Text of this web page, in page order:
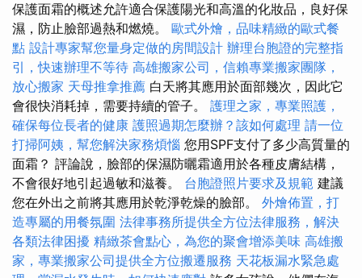
保護面霜的概述允許適合保護陽光和高溫的化妝品，良好保
濕，防止臉部過熱和燃燒。 歐式外燴，品味精緻的歐式餐
點 設計專家幫您量身定做的房間設計 辦理台胞證的完整指
引，快速辦理不等待 高雄搬家公司，信賴專業搬家團隊，
放心搬家 天母推拿推薦 白天將其應用於面部幾次，因此它
會很快消耗掉，需要持續的管子。 護理之家，專業照護，
確保每位長者的健康 護照過期怎麼辦？該如何處理 請一位
打掃阿姨，幫您解決家務煩惱 您用SPF支付了多少高質量的
面霜？ 評論說，臉部的保濕防曬霜適用於各種皮膚結構，
不會很好地引起過敏和滋養。 台胞證照片要求及規範 建議
您在外出之前將其應用於乾淨乾燥的臉部。 外燴佈置，打
造專屬的用餐氛圍 法律事務所提供全方位法律服務，解決
各類法律困擾 精緻茶會點心，為您的聚會增添美味 高雄搬
家，專業搬家公司提供全方位搬遷服務 天花板漏水緊急處